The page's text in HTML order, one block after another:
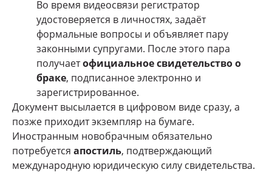
Во время видеосвязи регистратор
удостоверяется в личностях, задаёт
формальные вопросы и объявляет пару
законными супругами. После этого пара
получаетофициальное свидетельство о
браке, подписанное электронно и
зарегистрированное.
Документ высылается в цифровом виде сразу, а
позже приходит экземпляр на бумаге.
Иностранным новобрачным обязательно
потребуется апостиль, подтверждающий
международную юридическую силу свидетельства.